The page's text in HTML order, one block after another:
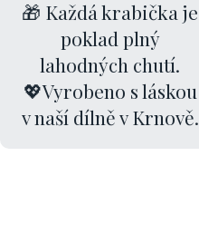
🎁 Každá krabička je
poklad plný
lahodných chutí.
💖Vyrobeno s láskou
v naší dílně v Krnově.